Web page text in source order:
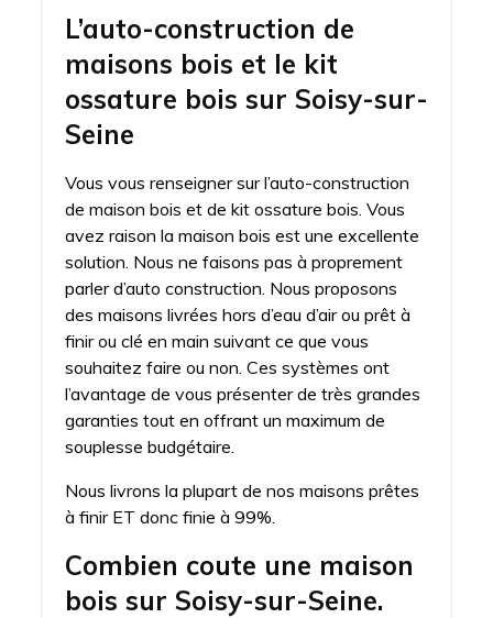
L’auto-construction de
maisons bois et le kit
ossature bois sur Soisy-sur-
Seine
Vous vous renseigner sur l’auto-construction
de maison bois et de kit ossature bois. Vous
avez raison la maison bois est une excellente
solution. Nous ne faisons pas à proprement
parler d’auto construction. Nous proposons
des maisons livrées hors d’eau d’air ou prêt à
finir ou clé en main suivant ce que vous
souhaitez faire ou non. Ces systèmes ont
l’avantage de vous présenter de très grandes
garanties tout en offrant un maximum de
souplesse budgétaire.
Nous livrons la plupart de nos maisons prêtes
à finir ET donc finie à 99%.
Combien coute une maison
bois sur Soisy-sur-Seine.